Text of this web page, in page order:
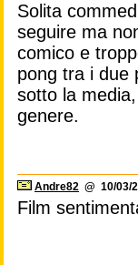
Solita
seguire ma
comico e
pong tra i due
sotto la
genere.
Andre82 @ 10/03/
Film